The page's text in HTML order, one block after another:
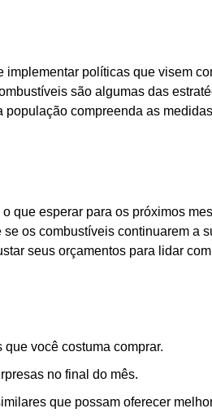
políticas que visem
são algumas das
compreenda as
que esperar para os próximos
os combustíveis continuarem a
seus orçamentos para lidar
você costuma comprar.
no final do mês.
que possam oferecer